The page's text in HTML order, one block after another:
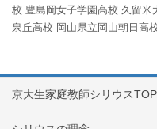
校 豊島岡女子学園高校 久留米
泉丘高校 岡山県立岡山朝日高
京大生家庭教師シリウスTOP